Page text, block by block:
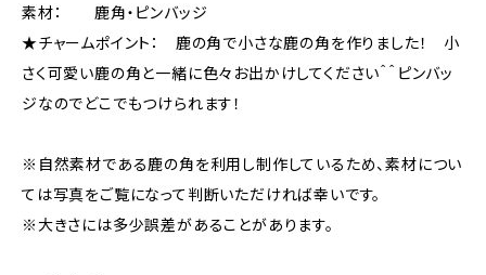
素材： 鹿角・ピンバッジ
★チャームポイント： 鹿の角で小さな鹿の角を作りました！ 小
さく可愛い鹿の角と一緒に色々お出かけしてください＾＾ピンバッ
ジなのでどこでもつけられます！
※自然素材である鹿の角を利用し制作しているため、素材につい
ては写真をご覧になって判断いただければ幸いです。
※大きさには多少誤差があることがあります。